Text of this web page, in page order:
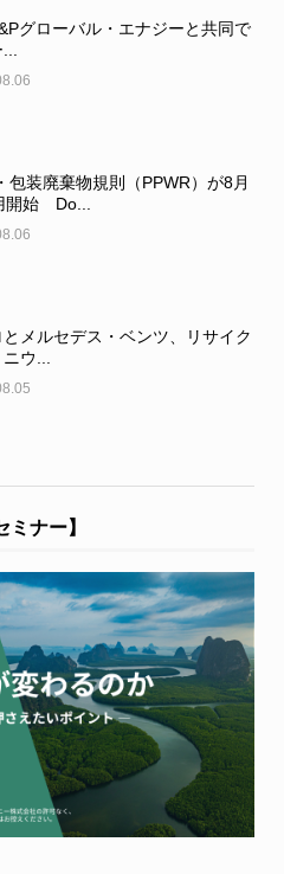
グローバル・エナジーと共同で
包装廃棄物規則（PPWR）が8月
開始 Do...
メルセデス・ベンツ、リサイク
ウ...
ミナー】